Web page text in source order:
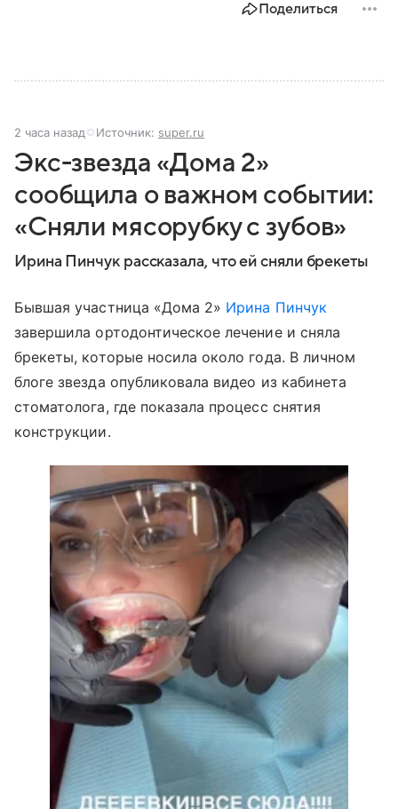
Поделиться
2 часа назад Источник: super.ru
Экс-звезда «Дома 2»
сообщила о важном событии:
«Сняли мясорубку с зубов»
Ирина Пинчук рассказала, что ей сняли брекеты
Бывшая участница «Дома 2» Ирина Пинчук
завершила ортодонтическое лечение и сняла
брекеты, которые носила около года. В личном
блоге звезда опубликовала видео из кабинета
стоматолога, где показала процесс снятия
конструкции.